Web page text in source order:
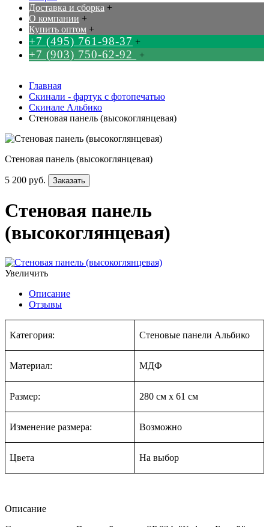
Доставка и сборка +
О компании +
Купить оптом +
+7 (495) 761-98-37 +
+7 (903) 750-62-92 +
Главная
Скинали - фартук с фотопечатью
Скинале Альбико
Стеновая панель (высокоглянцевая)
Стеновая панель (высокоглянцевая)
5 200 руб. Заказать
Стеновая панель
(высокоглянцевая)
Увеличить
Описание
Отзывы
Категория: Стеновые панели Альбико
Материал: МДФ
Размер: 280 смх 61 см
Изменение размера: Возможно
Цвета На выбор
Описание